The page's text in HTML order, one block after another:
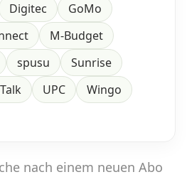
Digitec
GoMo
M-Budget
spusu
Sunrise
UPC
Wingo
nach einem neuen Abo